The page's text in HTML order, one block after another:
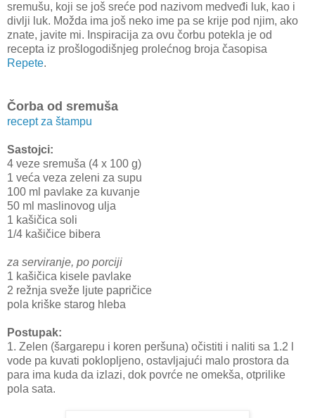
sremušu, koji se još sreće pod nazivom medveđi luk, kao i
divlji luk. Možda ima još neko ime pa se krije pod njim, ako
znate, javite mi. Inspiracija za ovu čorbu potekla je od
recepta iz prošlogodišnjeg prolećnog broja časopisa
Repete.
Čorba od sremuša
recept za štampu
Sastojci:
4 veze sremuša (4 x 100 g)
1 veća veza zeleni za supu
100 ml pavlake za kuvanje
50 ml maslinovog ulja
1 kašičica soli
1/4 kašičice bibera
za serviranje, po porciji
1 kašičica kisele pavlake
2 režnja sveže ljute papričice
pola kriške starog hleba
Postupak:
1. Zelen (šargarepu i koren peršuna) očistiti i naliti sa 1.2 l
vode pa kuvati poklopljeno, ostavljajući malo prostora da
para ima kuda da izlazi, dok povrće ne omekša, otprilike
pola sata.